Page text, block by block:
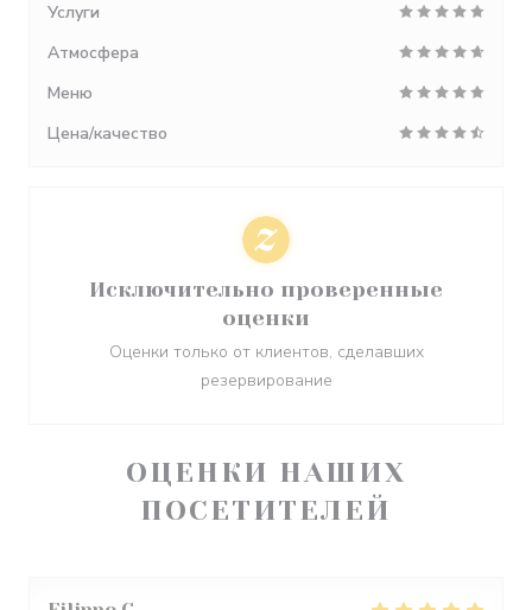
ОЦЕНКИ НАШИХ
ПОСЕТИТЕЛЕЙ
Услуги
Атмосфера
Меню
Цена/качество
Исключительно проверенные
оценки
Оценки только от клиентов, сделавших
резервирование